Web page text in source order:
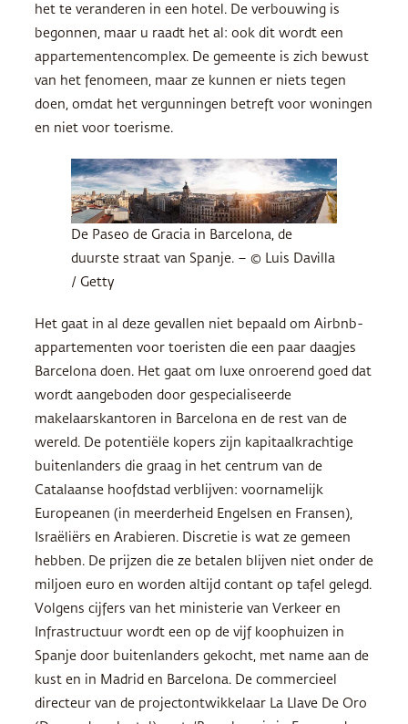
het te veranderen in een hotel. De verbouwing is
begonnen, maar u raadt het al: ook dit wordt een
appartementencomplex. De gemeente is zich bewust
van het fenomeen, maar ze kunnen er niets tegen
doen, omdat het vergunningen betreft voor woningen
en niet voor toerisme.
De Paseo de Gracia in Barcelona, de
duurste straat van Spanje. – © Luis Davilla
/ Getty
Het gaat in al deze gevallen niet bepaald om Airbnb-
appartementen voor toeristen die een paar daagjes
Barcelona doen. Het gaat om luxe onroerend goed dat
wordt aangeboden door gespecialiseerde
makelaarskantoren in Barcelona en de rest van de
wereld. De potentiële kopers zijn kapitaalkrachtige
buitenlanders die graag in het centrum van de
Catalaanse hoofdstad verblijven: voornamelijk
Europeanen (in meerderheid Engelsen en Fransen),
Israëliërs en Arabieren. Discretie is wat ze gemeen
hebben. De prijzen die ze betalen blijven niet onder de
miljoen euro en worden altijd contant op tafel gelegd.
Volgens cijfers van het ministerie van Verkeer en
Infrastructuur wordt een op de vijf koophuizen in
Spanje door buitenlanders gekocht, met name aan de
kust en in Madrid en Barcelona. De commercieel
directeur van de projectontwikkelaar La Llave De Oro